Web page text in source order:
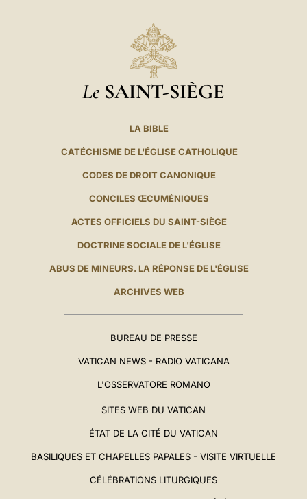
Le SAINT-SIÈGE
LA BIBLE
CATÉCHISME DE L'ÉGLISE CATHOLIQUE
CODES DE DROIT CANONIQUE
CONCILES ŒCUMÉNIQUES
ACTES OFFICIELS DU SAINT-SIÈGE
DOCTRINE SOCIALE DE L'ÉGLISE
ABUS DE MINEURS. LA RÉPONSE DE L'ÉGLISE
ARCHIVES WEB
BUREAU DE PRESSE
VATICAN NEWS - RADIO VATICANA
L'OSSERVATORE ROMANO
SITES WEB DU VATICAN
ÉTAT DE LA CITÉ DU VATICAN
BASILIQUES ET CHAPELLES PAPALES - VISITE VIRTUELLE
CÉLÉBRATIONS LITURGIQUES